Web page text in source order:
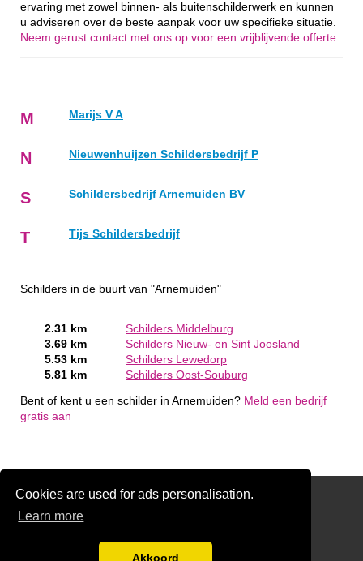
Cookies are used for ads personalisation.
Learn more
Akkoord
ervaring met zowel binnen- als buitenschilderwerk en kunnen
u adviseren over de beste aanpak voor uw specifieke situatie.
Neem gerust contact met ons op voor een vrijblijvende offerte.
M Marijs V A
N Nieuwenhuijzen Schildersbedrijf P
S Schildersbedrijf Arnemuiden BV
T Tijs Schildersbedrijf
Schilders in de buurt van "Arnemuiden"
2.31 km
Schilders Middelburg
3.69 km
Schilders Nieuw- en Sint Joosland
5.53 km
Schilders Lewedorp
5.81 km
Schilders Oost-Souburg
Bent of kent u een schilder in Arnemuiden? Meld een bedrijf
gratis aan
Schilder Offerte Aanvragen
links